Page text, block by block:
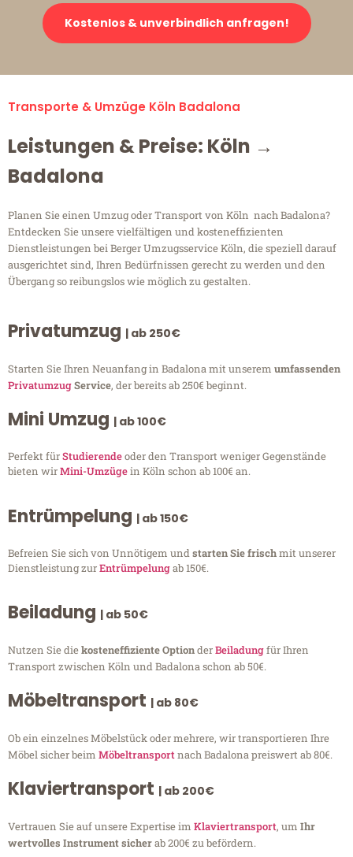
Kostenlos & unverbindlich anfragen!
Transporte & Umzüge Köln Badalona
Leistungen & Preise: Köln →
Badalona
Planen Sie einen Umzug oder Transport von Köln nach Badalona?
Entdecken Sie unsere vielfältigen und kosteneffizienten
Dienstleistungen bei Berger Umzugsservice Köln, die speziell darauf
ausgerichtet sind, Ihren Bedürfnissen gerecht zu werden und den
Übergang so reibungslos wie möglich zu gestalten.
Privatumzug | ab 250€
Starten Sie Ihren Neuanfang in Badalona mit unserem umfassenden
PrivatumzugService, der bereits ab 250€ beginnt.
Mini Umzug | ab 100€
Perfekt fürStudierendeoder den Transport weniger Gegenstände
bieten wirMini-Umzügein Köln schon ab 100€ an.
Entrümpelung | ab 150€
Befreien Sie sich von Unnötigem undstarten Sie frischmit unserer
Dienstleistung zurEntrümpelungab 150€.
Beiladung | ab 50€
Nutzen Sie diekosteneffiziente OptionderBeiladungfür Ihren
Transport zwischen Köln und Badalona schon ab 50€.
Möbeltransport | ab 80€
Ob ein einzelnes Möbelstück oder mehrere, wir transportieren Ihre
Möbel sicher beim Möbeltransportnach Badalona preiswert ab 80€.
Klaviertransport | ab 200€
Vertrauen Sie auf unsere Expertise im Klaviertransport, um Ihr
wertvolles Instrument sicherab 200€ zu befördern.